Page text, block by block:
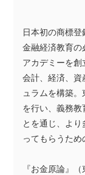
日本初の商標
金融経済教育
アカデミーを創
会計、経済、
ュラムを構築
を行い、義務教
とを通じ、よ
ってもらうため
『お金原論』